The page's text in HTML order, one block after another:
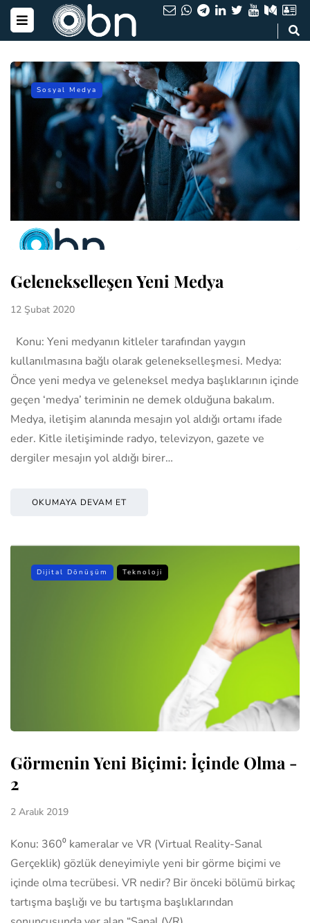
Sosyal Medya
Gelenekselleşen Yeni Medya
12 Şubat 2020
Konu: Yeni medyanın kitleler tarafından yaygın
kullanılmasına bağlı olarak gelenekselleşmesi. Medya:
Önce yeni medya ve geleneksel medya başlıklarının içinde
geçen ‘medya’ teriminin ne demek olduğuna bakalım.
Medya, iletişim alanında mesajın yol aldığı ortamı ifade
eder. Kitle iletişiminde radyo, televizyon, gazete ve
dergiler mesajın yol aldığı birer…
OKUMAYA DEVAM ET
Dijital Dönüşüm Teknoloji
Görmenin Yeni Biçimi: İçinde Olma -
2
2 Aralık 2019
Konu: 360⁰ kameralar ve VR (Virtual Reality-Sanal
Gerçeklik) gözlük deneyimiyle yeni bir görme biçimi ve
içinde olma tecrübesi. VR nedir? Bir önceki bölümü birkaç
tartışma başlığı ve bu tartışma başlıklarından